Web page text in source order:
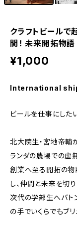
クラフトビール
間！ 未来開拓物語
¥1,000
International
ビールを仕事にした
北大院生・宮地帝輔
ランダの農場での虚
創業へ至る開拓の物
し、仲間と未来を切
次代の学部生へバト
の手でいくらでもブ